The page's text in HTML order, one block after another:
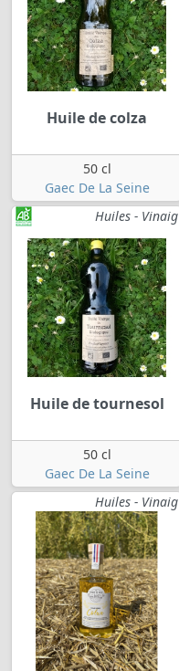
Huile de colza
50 cl
Gaec De La Seine
Huiles - Vinaig
Huile de tournesol
50 cl
Gaec De La Seine
Huiles - Vinaig